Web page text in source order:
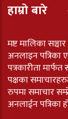
हाम्रो बारे
मष्ट मालिका
अनलाइन पत्रिका
पत्रकारीता
पक्षका
रुपमा समाचार
अनलाईन पत्रिका